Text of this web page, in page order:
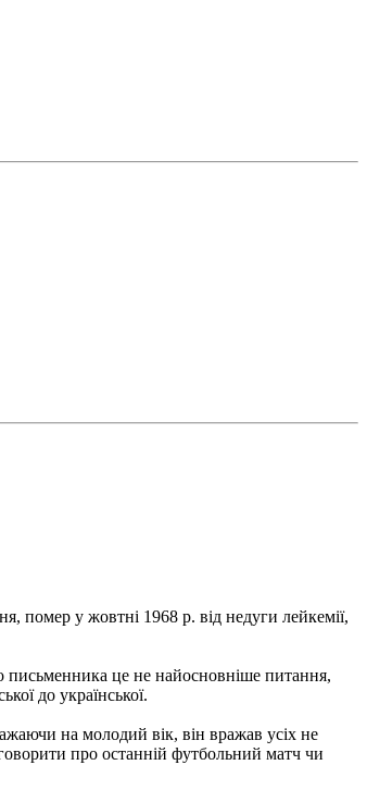
помер у жовтні 1968 р. від недуги лейкемії,
письменника це не найосновніше питання,
до української.
на молодий вік, він вражав усіх не
про останній футбольний матч чи